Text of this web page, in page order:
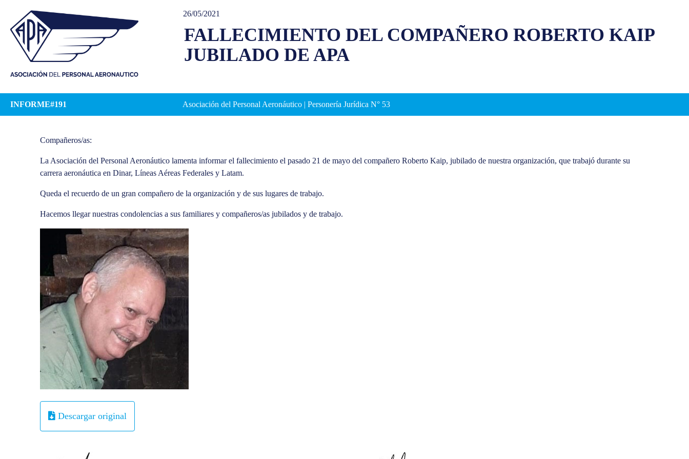
26/05/2021
FALLECIMIENTO DEL COMPAÑERO ROBERTO KAIP
JUBILADO DE APA
INFORME#191 Asociación del Personal Aeronáutico | Personería Jurídica N° 53
Compañeros/as:
La Asociación del Personal Aeronáutico lamenta informar el fallecimiento el pasado 21 de mayo del compañero Roberto Kaip, jubilado de nuestra organización, que trabajó durante su
carrera aeronáutica en Dinar, Líneas Aéreas Federales y Latam.
Queda el recuerdo de un gran compañero de la organización y de sus lugares de trabajo.
Hacemos llegar nuestras condolencias a sus familiares y compañeros/as jubilados y de trabajo.
Descargar original